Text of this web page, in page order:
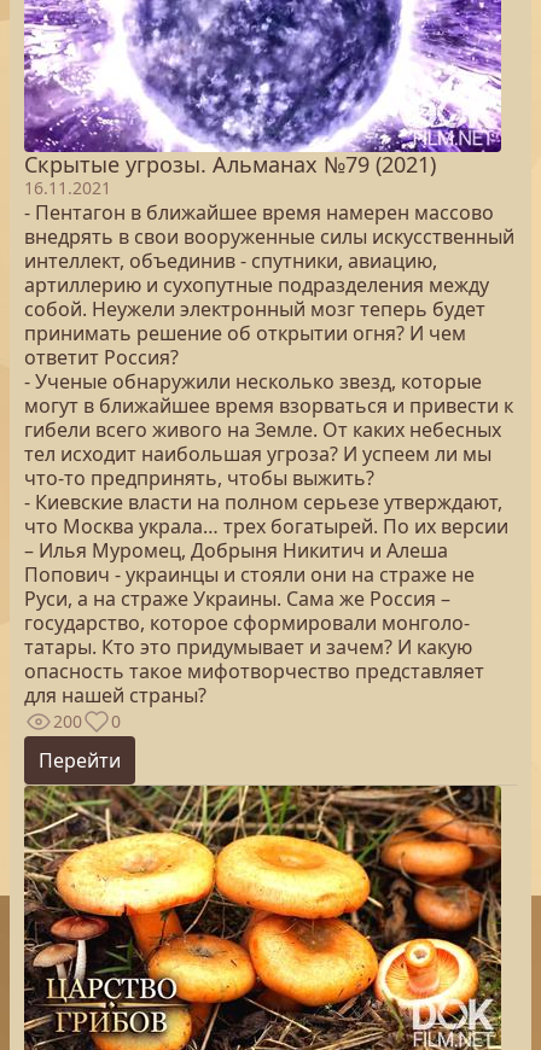
Скрытые угрозы. Альманах №79 (2021)
16.11.2021
- Пентагон в ближайшее время намерен массово
внедрять в свои вооруженные силы искусственный
интеллект, объединив - спутники, авиацию,
артиллерию и сухопутные подразделения между
собой. Неужели электронный мозг теперь будет
принимать решение об открытии огня? И чем
ответит Россия?
- Ученые обнаружили несколько звезд, которые
могут в ближайшее время взорваться и привести к
гибели всего живого на Земле. От каких небесных
тел исходит наибольшая угроза? И успеем ли мы
что-то предпринять, чтобы выжить?
- Киевские власти на полном серьезе утверждают,
что Москва украла… трех богатырей. По их версии
– Илья Муромец, Добрыня Никитич и Алеша
Попович - украинцы и стояли они на страже не
Руси, а на страже Украины. Сама же Россия –
государство, которое сформировали монголо-
татары. Кто это придумывает и зачем? И какую
опасность такое мифотворчество представляет
для нашей страны?
200 0
Перейти